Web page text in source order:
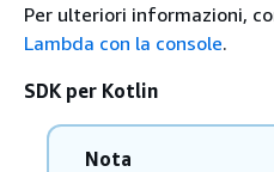
Per ulteriori informazioni,
Lambda con la console.
SDK per Kotlin
Nota